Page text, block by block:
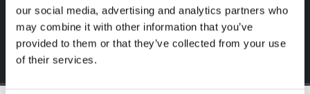
our social media, advertising and analytics partners who
may combine it with other information that you’ve
provided to them or that they’ve collected from your use
of their services.